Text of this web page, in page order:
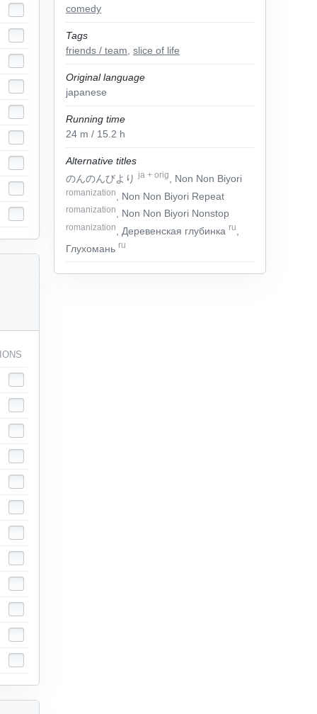
comedy
Tags
friends / team slice of life
Original language
japanese
Running time
24 m / 15.2 h
Alternative titles
のんのんびよりja + orig , Non Non Biyori
romanization , Non Non Biyori Repeat
romanization , Non Non Biyori Nonstop
romanization , Деревенская глубинка ru
Глухомань ru